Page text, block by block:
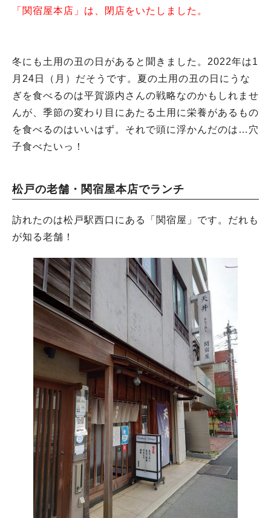
「関宿屋本店」は、閉店をいたしました。
冬にも土用の丑の日があると聞きました。2022年は1
月24日（月）だそうです。夏の土用の丑の日にうな
ぎを食べるのは平賀源内さんの戦略なのかもしれませ
んが、季節の変わり目にあたる土用に栄養があるもの
を食べるのはいいはず。それで頭に浮かんだのは…穴
子食べたいっ！
松戸の老舗・関宿屋本店でランチ
訪れたのは松戸駅西口にある「関宿屋」です。だれも
が知る老舗！